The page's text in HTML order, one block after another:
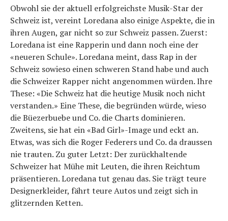
Obwohl sie der aktuell erfolgreichste Musik-Star der
Schweiz ist, vereint Loredana also einige Aspekte, die in
ihren Augen, gar nicht so zur Schweiz passen. Zuerst:
Loredana ist eine Rapperin und dann noch eine der
«neueren Schule». Loredana meint, dass Rap in der
Schweiz sowieso einen schweren Stand habe und auch
die Schweizer Rapper nicht angenommen würden. Ihre
These: «Die Schweiz hat die heutige Musik noch nicht
verstanden.» Eine These, die begründen würde, wieso
die Büezerbuebe und Co. die Charts dominieren.
Zweitens, sie hat ein «Bad Girl»-Image und eckt an.
Etwas, was sich die Roger Federers und Co. da draussen
nie trauten. Zu guter Letzt: Der zurückhaltende
Schweizer hat Mühe mit Leuten, die ihren Reichtum
präsentieren. Loredana tut genau das. Sie trägt teure
Designerkleider, fährt teure Autos und zeigt sich in
glitzernden Ketten.